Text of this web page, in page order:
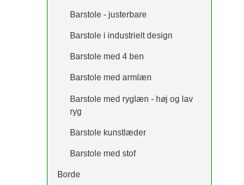
Barstole - justerbare
Barstole i industrielt design
Barstole med 4 ben
Barstole med armlæn
Barstole med ryglæn - høj og lav
ryg
Barstole kunstlæder
Barstole med stof
Borde